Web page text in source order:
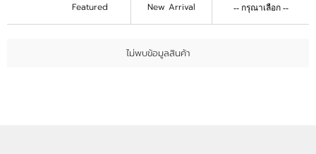
บัญชีผู้ใช้
Featured New Arrival
ไม่พบข้อมูลสินค้า